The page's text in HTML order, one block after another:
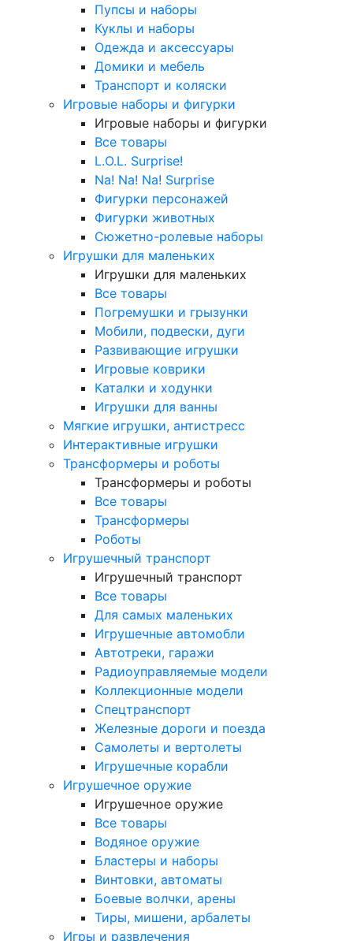
Пупсы и наборы
Куклы и наборы
Одежда и аксессуары
Домики и мебель
Транспорт и коляски
Игровые наборы и фигурки
Игровые наборы и фигурки
Все товары
L.O.L. Surprise!
Na! Na! Na! Surprise
Фигурки персонажей
Фигурки животных
Сюжетно-ролевые наборы
Игрушки для маленьких
Игрушки для маленьких
Все товары
Погремушки и грызунки
Мобили, подвески, дуги
Развивающие игрушки
Игровые коврики
Каталки и ходунки
Игрушки для ванны
Мягкие игрушки, антистресс
Интерактивные игрушки
Трансформеры и роботы
Трансформеры и роботы
Все товары
Трансформеры
Роботы
Игрушечный транспорт
Игрушечный транспорт
Все товары
Для самых маленьких
Игрушечные автомобли
Автотреки, гаражи
Радиоуправляемые модели
Коллекционные модели
Спецтранспорт
Железные дороги и поезда
Самолеты и вертолеты
Игрушечные корабли
Игрушечное оружие
Игрушечное оружие
Все товары
Водяное оружие
Бластеры и наборы
Винтовки, автоматы
Боевые волчки, арены
Тиры, мишени, арбалеты
Игры и развлечения